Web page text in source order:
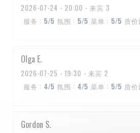
2026-07-24 - 20:00 - 来宾 3
服务 : 5/5 氛围 : 5/5 菜单 : 5/5 质价
Olga E
2026-07-25 - 19:30 - 来宾 2
服务 : 4/5 氛围 : 4/5 菜单 : 5/5 质价
Gordon S